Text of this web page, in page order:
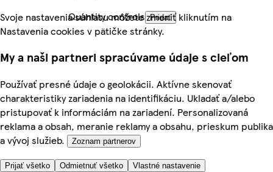
Svoje nastavenia súhlasu môžete zmeniť kliknutím na
Nastavenia cookies v pätičke stránky.
My a naši partneri spracúvame údaje s cieľom
Používať presné údaje o geolokácii. Aktívne skenovať
charakteristiky zariadenia na identifikáciu. Ukladať a/alebo
pristupovať k informáciám na zariadení. Personalizovaná
reklama a obsah, meranie reklamy a obsahu, prieskum publika
a vývoj služieb.
Zoznam partnerov
Prijať všetko Odmietnuť všetko Vlastné nastavenie
Quantity controls Pridať